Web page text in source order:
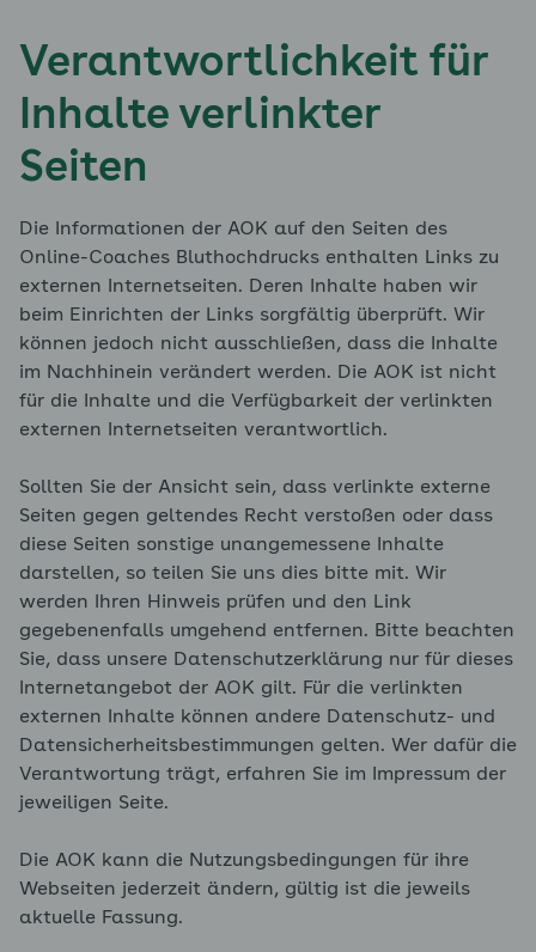
Verantwortlichkeit für
Inhalte verlinkter
Seiten
Die Informationen der AOK auf den Seiten des
Online-Coaches Bluthochdrucks enthalten Links zu
externen Internetseiten. Deren Inhalte haben wir
beim Einrichten der Links sorgfältig überprüft. Wir
können jedoch nicht ausschließen, dass die Inhalte
im Nachhinein verändert werden. Die AOK ist nicht
für die Inhalte und die Verfügbarkeit der verlinkten
externen Internetseiten verantwortlich.
Sollten Sie der Ansicht sein, dass verlinkte externe
Seiten gegen geltendes Recht verstoßen oder dass
diese Seiten sonstige unangemessene Inhalte
darstellen, so teilen Sie uns dies bitte mit. Wir
werden Ihren Hinweis prüfen und den Link
gegebenenfalls umgehend entfernen. Bitte beachten
Sie, dass unsere Datenschutzerklärung nur für dieses
Internetangebot der AOK gilt. Für die verlinkten
externen Inhalte können andere Datenschutz- und
Datensicherheitsbestimmungen gelten. Wer dafür die
Verantwortung trägt, erfahren Sie im Impressum der
jeweiligen Seite.
Die AOK kann die Nutzungsbedingungen für ihre
Webseiten jederzeit ändern, gültig ist die jeweils
aktuelle Fassung.